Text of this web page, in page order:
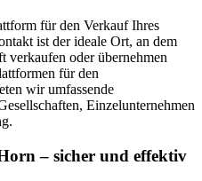
für den Verkauf Ihres
ist der ideale Ort, an dem
verkaufen oder übernehmen
für den
wir umfassende
Einzelunternehmen
– sicher und effektiv